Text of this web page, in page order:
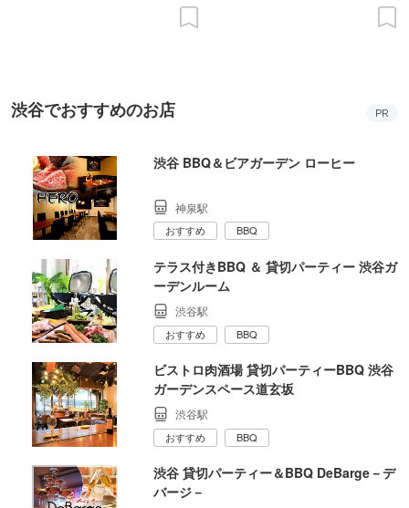
渋谷でおすすめのお店 PR
渋谷 BBQ＆ビアガーデン ローヒー
神泉駅
おすすめ BBQ
テラス付きBBQ ＆ 貸切パーティー 渋谷ガ
ーデンルーム
渋谷駅
おすすめ BBQ
ビストロ肉酒場 貸切パーティーBBQ 渋谷
ガーデンスペース道玄坂
渋谷駅
おすすめ BBQ
渋谷 貸切パーティー＆BBQ DeBarge－デ
バージ－